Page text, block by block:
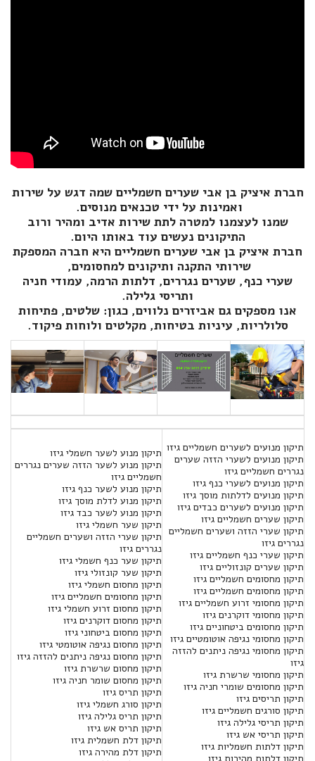
חברת איציק בן אבי שערים חשמליים שמה דגש על שירות
ואמינות על ידי טכנאים מנוסים.
שמנו לעצמנו למטרה לתת שירות אדיב ומהיר ורוב
התיקונים נעשים עוד באותו היום.
חברת איציק בן אבי שערים חשמליים היא חברה המספקת
שירותי התקנה ותיקונים למחסומים,
שערי כנף, שערים נגררים, דלתות הרמה, עמודי חניה
ותריסי גלילה.
אנו מספקים גם אביזרים נלווים, כגון: שלטים, פתיחות
סלולריות, עיניות בטיחות, מקלטים ולוחות פיקוד.
תיקון מנועים לשערים חשמליים גיזו
תיקון מנועים לשערי הזזה שערים
נגררים חשמליים גיזו
תיקון מנועים לשערי כנף גיזו
תיקון מנועים לדלתות מוסך גיזו
תיקון מנועים לשערים כבדים גיזו
תיקון שערים חשמליים גיזו
תיקון שערי הזזה ושערים חשמליים
נגררים גיזו
תיקון שערי כנף חשמליים גיזו
תיקון שערים קונזוליים גיזו
תיקון מחסומים חשמליים גיזו
תיקון מחסומים חשמליים גיזו
תיקון מחסומי זרוע חשמליים גיזו
תיקון מחסומי דוקרנים גיזו
תיקון מחסומים ביטחוניים גיזו
תיקון מחסומי נגיפה אוטומטיים גיזו
תיקון מחסומי נגיפה ניתנים להזזה
גיזו
תיקון מחסומי שרשרת גיזו
תיקון מחסומים שומרי חניה גיזו
תיקון תריסים גיזו
תיקון סורגים חשמליים גיזו
תיקון תריסי גלילה גיזו
תיקון תריסי אש גיזו
תיקון דלתות חשמליות גיזו
תיקון מנוע לשער חשמלי גיזו
תיקון מנוע לשער הזזה שערים נגררים
חשמליים גיזו
תיקון מנוע לשער כנף גיזו
תיקון מנוע לדלת מוסך גיזו
תיקון מנוע לשער כבד גיזו
תיקון שער חשמלי גיזו
תיקון שערי הזזה ושערים חשמליים
נגררים גיזו
תיקון שער כנף חשמלי גיזו
תיקון שער קונזולי גיזו
תיקון מחסום חשמלי גיזו
תיקון מחסומים חשמליים גיזו
תיקון מחסום זרוע חשמלי גיזו
תיקון מחסום דוקרנים גיזו
תיקון מחסום ביטחוני גיזו
תיקון מחסום נגיפה אוטומטי גיזו
תיקון מחסום נגיפה ניתנים להזזה גיזו
תיקון מחסום שרשרת גיזו
תיקון מחסום שומר חניה גיזו
תיקון תריס גיזו
תיקון סורג חשמלי גיזו
תיקון תריס גלילה גיזו
תיקון תריס אש גיזו
תיקון דלת חשמלית גיזו
תיקון דלת מהירה גיזו